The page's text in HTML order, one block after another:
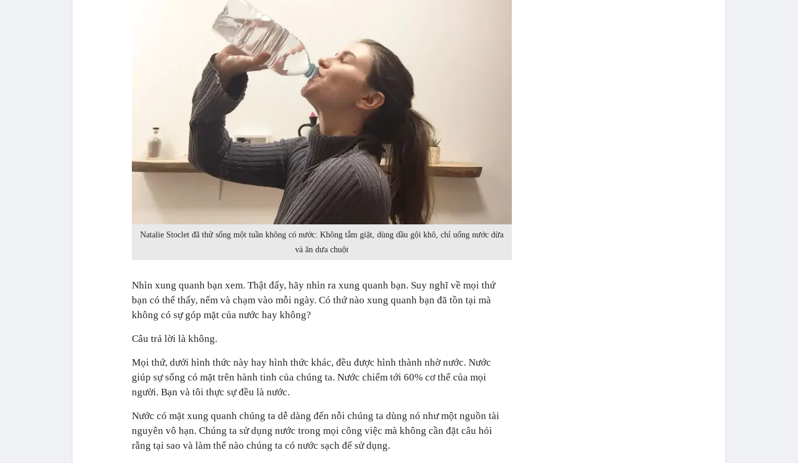
Natalie Stoclet đã thử sống một tuần không có nước: Không tắm giặt, dùng dầu gội khô, chỉ uống nước dừa
và ăn dưa chuột
Nhìn xung quanh bạn xem. Thật đấy, hãy nhìn ra xung quanh bạn. Suy nghĩ về mọi thứ
bạn có thể thấy, nếm và chạm vào mỗi ngày. Có thứ nào xung quanh bạn đã tồn tại mà
không có sự góp mặt của nước hay không?
Câu trả lời là không.
Mọi thứ, dưới hình thức này hay hình thức khác, đều được hình thành nhờ nước. Nước
giúp sự sống có mặt trên hành tinh của chúng ta. Nước chiếm tới 60% cơ thể của mọi
người. Bạn và tôi thực sự đều là nước.
Nước có mặt xung quanh chúng ta dễ dàng đến nỗi chúng ta dùng nó như một nguồn tài
nguyên vô hạn. Chúng ta sử dụng nước trong mọi công việc mà không cần đặt câu hỏi
rằng tại sao và làm thế nào chúng ta có nước sạch để sử dụng.